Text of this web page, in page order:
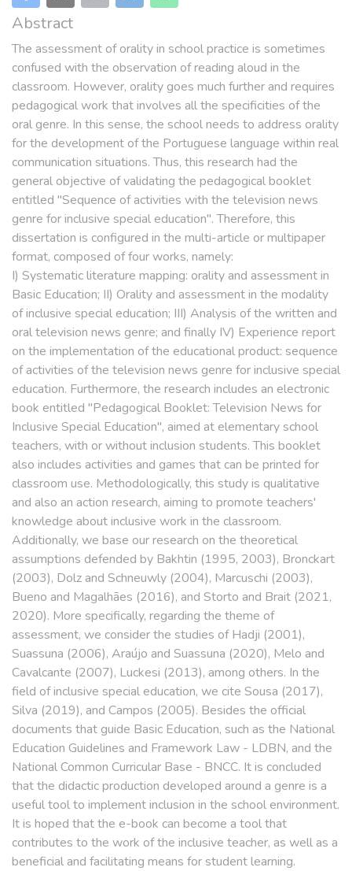
Abstract
The assessment of orality in school practice is sometimes
confused with the observation of reading aloud in the
classroom. However, orality goes much further and requires
pedagogical work that involves all the specificities of the
oral genre. In this sense, the school needs to address orality
for the development of the Portuguese language within real
communication situations. Thus, this research had the
general objective of validating the pedagogical booklet
entitled "Sequence of activities with the television news
genre for inclusive special education". Therefore, this
dissertation is configured in the multi-article or multipaper
format, composed of four works, namely:
I) Systematic literature mapping: orality and assessment in
Basic Education; II) Orality and assessment in the modality
of inclusive special education; III) Analysis of the written and
oral television news genre; and finally IV) Experience report
on the implementation of the educational product: sequence
of activities of the television news genre for inclusive special
education. Furthermore, the research includes an electronic
book entitled "Pedagogical Booklet: Television News for
Inclusive Special Education", aimed at elementary school
teachers, with or without inclusion students. This booklet
also includes activities and games that can be printed for
classroom use. Methodologically, this study is qualitative
and also an action research, aiming to promote teachers'
knowledge about inclusive work in the classroom.
Additionally, we base our research on the theoretical
assumptions defended by Bakhtin (1995, 2003), Bronckart
(2003), Dolz and Schneuwly (2004), Marcuschi (2003),
Bueno and Magalhães (2016), and Storto and Brait (2021,
2020). More specifically, regarding the theme of
assessment, we consider the studies of Hadji (2001),
Suassuna (2006), Araújo and Suassuna (2020), Melo and
Cavalcante (2007), Luckesi (2013), among others. In the
field of inclusive special education, we cite Sousa (2017),
Silva (2019), and Campos (2005). Besides the official
documents that guide Basic Education, such as the National
Education Guidelines and Framework Law - LDBN, and the
National Common Curricular Base - BNCC. It is concluded
that the didactic production developed around a genre is a
useful tool to implement inclusion in the school environment.
It is hoped that the e-book can become a tool that
contributes to the work of the inclusive teacher, as well as a
beneficial and facilitating means for student learning.